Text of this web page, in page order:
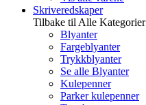
Skriveredskaper
Tilbake til Alle Kategorier
Blyanter
Fargeblyanter
Trykkblyanter
Se alle Blyanter
Kulepenner
Parker kulepenner